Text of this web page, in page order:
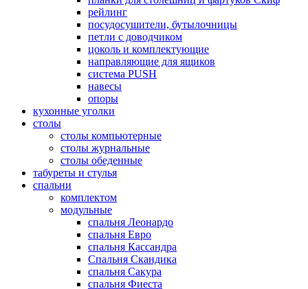
рейлинг
посудосушители, бутылочницы
петли с доводчиком
цоколь и комплектующие
направляющие для ящиков
система PUSH
навесы
опоры
кухонные уголки
столы
столы компьютерные
столы журнальные
столы обеденные
табуреты и стулья
спальни
комплектом
модульные
спальня Леонардо
спальня Евро
спальня Кассандра
Спальня Скандика
спальня Сакура
спальня Фиеста